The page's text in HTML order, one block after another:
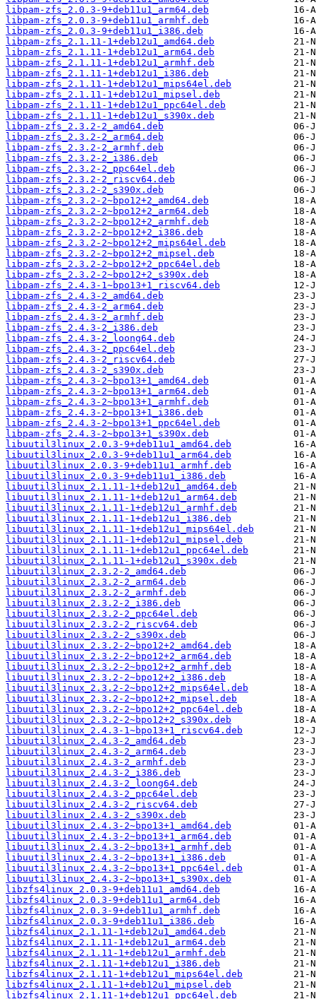
libpam-zfs_2.0.3-9+deb11u1_arm64.deb
libpam-zfs_2.0.3-9+deb11u1_armhf.deb
libpam-zfs_2.0.3-9+deb11u1_i386.deb
libpam-zfs_2.1.11-1+deb12u1_amd64.deb
libpam-zfs_2.1.11-1+deb12u1_arm64.deb
libpam-zfs_2.1.11-1+deb12u1_armhf.deb
libpam-zfs_2.1.11-1+deb12u1_i386.deb
libpam-zfs_2.1.11-1+deb12u1_mips64el.deb
libpam-zfs_2.1.11-1+deb12u1_mipsel.deb
libpam-zfs_2.1.11-1+deb12u1_ppc64el.deb
libpam-zfs_2.1.11-1+deb12u1_s390x.deb
libpam-zfs_2.3.2-2_amd64.deb
libpam-zfs_2.3.2-2_arm64.deb
libpam-zfs_2.3.2-2_armhf.deb
libpam-zfs_2.3.2-2_i386.deb
libpam-zfs_2.3.2-2_ppc64el.deb
libpam-zfs_2.3.2-2_riscv64.deb
libpam-zfs_2.3.2-2_s390x.deb
libpam-zfs_2.3.2-2~bpo12+2_amd64.deb
libpam-zfs_2.3.2-2~bpo12+2_arm64.deb
libpam-zfs_2.3.2-2~bpo12+2_armhf.deb
libpam-zfs_2.3.2-2~bpo12+2_i386.deb
libpam-zfs_2.3.2-2~bpo12+2_mips64el.deb
libpam-zfs_2.3.2-2~bpo12+2_mipsel.deb
libpam-zfs_2.3.2-2~bpo12+2_ppc64el.deb
libpam-zfs_2.3.2-2~bpo12+2_s390x.deb
libpam-zfs_2.4.3-1~bpo13+1_riscv64.deb
libpam-zfs_2.4.3-2_amd64.deb
libpam-zfs_2.4.3-2_arm64.deb
libpam-zfs_2.4.3-2_armhf.deb
libpam-zfs_2.4.3-2_i386.deb
libpam-zfs_2.4.3-2_loong64.deb
libpam-zfs_2.4.3-2_ppc64el.deb
libpam-zfs_2.4.3-2_riscv64.deb
libpam-zfs_2.4.3-2_s390x.deb
libpam-zfs_2.4.3-2~bpo13+1_amd64.deb
libpam-zfs_2.4.3-2~bpo13+1_arm64.deb
libpam-zfs_2.4.3-2~bpo13+1_armhf.deb
libpam-zfs_2.4.3-2~bpo13+1_i386.deb
libpam-zfs_2.4.3-2~bpo13+1_ppc64el.deb
libpam-zfs_2.4.3-2~bpo13+1_s390x.deb
libuutil3linux_2.0.3-9+deb11u1_amd64.deb
libuutil3linux_2.0.3-9+deb11u1_arm64.deb
libuutil3linux_2.0.3-9+deb11u1_armhf.deb
libuutil3linux_2.0.3-9+deb11u1_i386.deb
libuutil3linux_2.1.11-1+deb12u1_amd64.deb
libuutil3linux_2.1.11-1+deb12u1_arm64.deb
libuutil3linux_2.1.11-1+deb12u1_armhf.deb
libuutil3linux_2.1.11-1+deb12u1_i386.deb
libuutil3linux_2.1.11-1+deb12u1_mips64el.deb
libuutil3linux_2.1.11-1+deb12u1_mipsel.deb
libuutil3linux_2.1.11-1+deb12u1_ppc64el.deb
libuutil3linux_2.1.11-1+deb12u1_s390x.deb
libuutil3linux_2.3.2-2_amd64.deb
libuutil3linux_2.3.2-2_arm64.deb
libuutil3linux_2.3.2-2_armhf.deb
libuutil3linux_2.3.2-2_i386.deb
libuutil3linux_2.3.2-2_ppc64el.deb
libuutil3linux_2.3.2-2_riscv64.deb
libuutil3linux_2.3.2-2_s390x.deb
libuutil3linux_2.3.2-2~bpo12+2_amd64.deb
libuutil3linux_2.3.2-2~bpo12+2_arm64.deb
libuutil3linux_2.3.2-2~bpo12+2_armhf.deb
libuutil3linux_2.3.2-2~bpo12+2_i386.deb
libuutil3linux_2.3.2-2~bpo12+2_mips64el.deb
libuutil3linux_2.3.2-2~bpo12+2_mipsel.deb
libuutil3linux_2.3.2-2~bpo12+2_ppc64el.deb
libuutil3linux_2.3.2-2~bpo12+2_s390x.deb
libuutil3linux_2.4.3-1~bpo13+1_riscv64.deb
libuutil3linux_2.4.3-2_amd64.deb
libuutil3linux_2.4.3-2_arm64.deb
libuutil3linux_2.4.3-2_armhf.deb
libuutil3linux_2.4.3-2_i386.deb
libuutil3linux_2.4.3-2_loong64.deb
libuutil3linux_2.4.3-2_ppc64el.deb
libuutil3linux_2.4.3-2_riscv64.deb
libuutil3linux_2.4.3-2_s390x.deb
libuutil3linux_2.4.3-2~bpo13+1_amd64.deb
libuutil3linux_2.4.3-2~bpo13+1_arm64.deb
libuutil3linux_2.4.3-2~bpo13+1_armhf.deb
libuutil3linux_2.4.3-2~bpo13+1_i386.deb
libuutil3linux_2.4.3-2~bpo13+1_ppc64el.deb
libuutil3linux_2.4.3-2~bpo13+1_s390x.deb
libzfs4linux_2.0.3-9+deb11u1_amd64.deb
libzfs4linux_2.0.3-9+deb11u1_arm64.deb
libzfs4linux_2.0.3-9+deb11u1_armhf.deb
libzfs4linux_2.0.3-9+deb11u1_i386.deb
libzfs4linux_2.1.11-1+deb12u1_amd64.deb
libzfs4linux_2.1.11-1+deb12u1_arm64.deb
libzfs4linux_2.1.11-1+deb12u1_armhf.deb
libzfs4linux_2.1.11-1+deb12u1_i386.deb
libzfs4linux_2.1.11-1+deb12u1_mips64el.deb
libzfs4linux_2.1.11-1+deb12u1_mipsel.deb
libzfs4linux_2.1.11-1+deb12u1_ppc64el.deb